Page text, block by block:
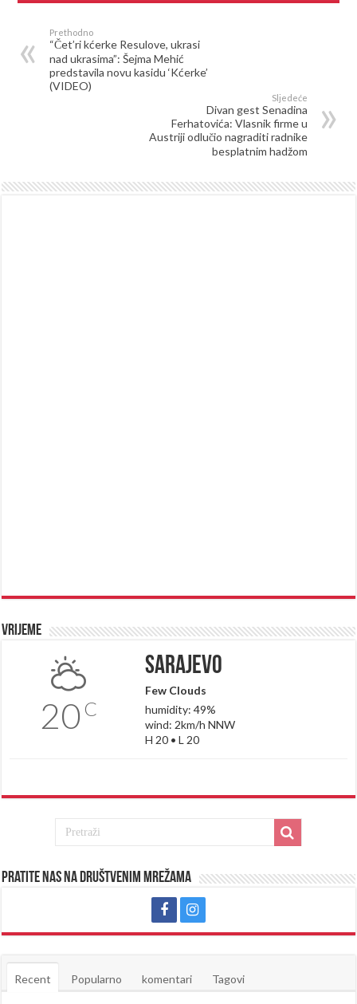
Prethodno
“Čet’ri kćerke Resulove, ukrasi
nad ukrasima”: Šejma Mehić
predstavila novu kasidu ‘Kćerke’
(VIDEO)
Sljedeće
Divan gest Senadina
Ferhatovića: Vlasnik firme u
Austriji odlučio nagraditi radnike
besplatnim hadžom
Vrijeme
20 C
Sarajevo
Few Clouds
humidity: 49%
wind: 2km/h NNW
H 20 • L 20
Pratite nas na društvenim mrežama
Recent Popularno komentari Tagovi